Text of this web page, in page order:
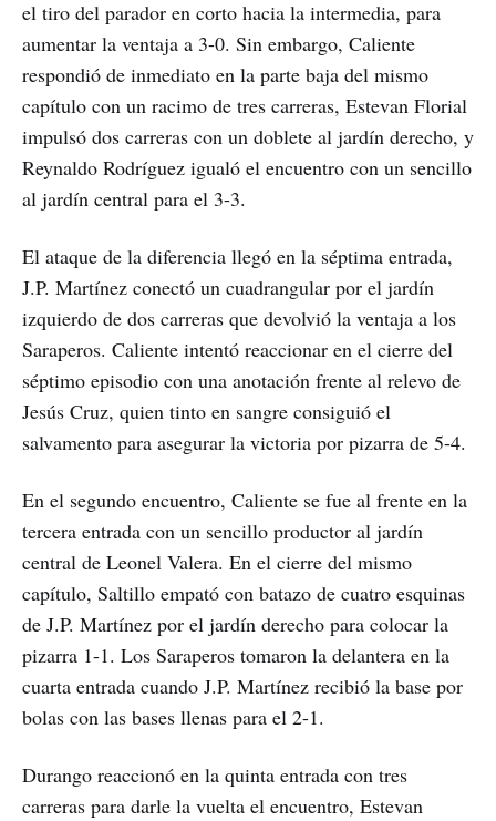
el tiro del parador en corto hacia la intermedia, para
aumentar la ventaja a 3-0. Sin embargo, Caliente
respondió de inmediato en la parte baja del mismo
capítulo con un racimo de tres carreras, Estevan Florial
impulsó dos carreras con un doblete al jardín derecho, y
Reynaldo Rodríguez igualó el encuentro con un sencillo
al jardín central para el 3-3.
El ataque de la diferencia llegó en la séptima entrada,
J.P. Martínez conectó un cuadrangular por el jardín
izquierdo de dos carreras que devolvió la ventaja a los
Saraperos. Caliente intentó reaccionar en el cierre del
séptimo episodio con una anotación frente al relevo de
Jesús Cruz, quien tinto en sangre consiguió el
salvamento para asegurar la victoria por pizarra de 5-4.
En el segundo encuentro, Caliente se fue al frente en la
tercera entrada con un sencillo productor al jardín
central de Leonel Valera. En el cierre del mismo
capítulo, Saltillo empató con batazo de cuatro esquinas
de J.P. Martínez por el jardín derecho para colocar la
pizarra 1-1. Los Saraperos tomaron la delantera en la
cuarta entrada cuando J.P. Martínez recibió la base por
bolas con las bases llenas para el 2-1.
Durango reaccionó en la quinta entrada con tres
carreras para darle la vuelta el encuentro, Estevan